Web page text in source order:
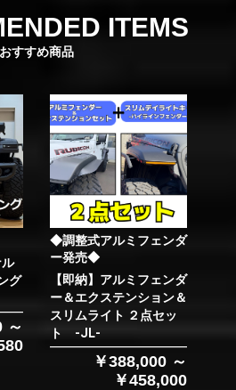
ITEMS
おすすめ商品
ル
グ
～
◆調整式アルミフェンダ
ー発売◆
【即納】アルミフェンダ
ー＆エクステンション＆
スリムライト ２点セッ
ト -JL-
￥388,000 ～
￥458,000